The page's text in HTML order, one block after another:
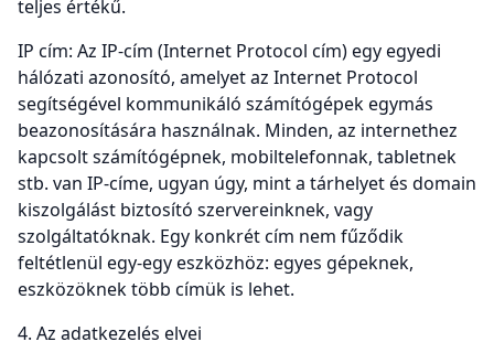
teljes értékű.
IP cím: Az IP-cím (Internet Protocol cím) egy egyedi
hálózati azonosító, amelyet az Internet Protocol
segítségével kommunikáló számítógépek egymás
beazonosítására használnak. Minden, az internethez
kapcsolt számítógépnek, mobiltelefonnak, tabletnek
stb. van IP-címe, ugyan úgy, mint a tárhelyet és domain
kiszolgálást biztosító szervereinknek, vagy
szolgáltatóknak. Egy konkrét cím nem fűződik
feltétlenül egy-egy eszközhöz: egyes gépeknek,
eszközöknek több címük is lehet.
4. Az adatkezelés elvei